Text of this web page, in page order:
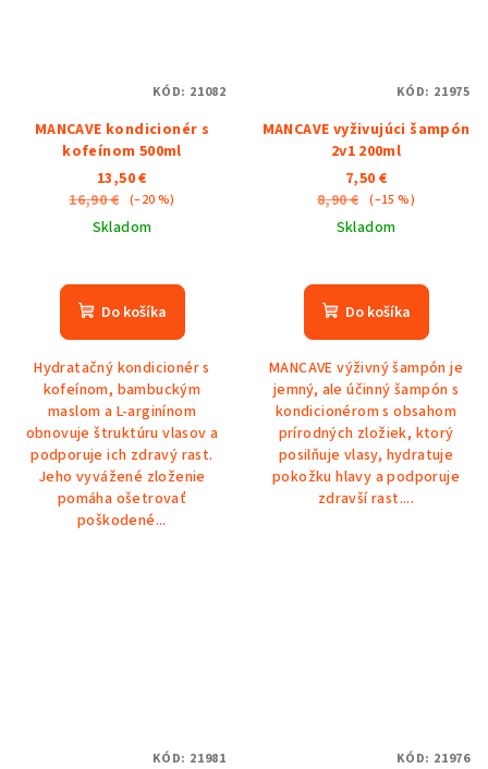
MANCAVE kondicionér s
kofeínom 500ml
13,50 €
16,90 € (–20 %)
Skladom
Do košíka
Hydratačný kondicionér s
kofeínom, bambuckým
maslom a L-arginínom
obnovuje štruktúru vlasov a
podporuje ich zdravý rast.
Jeho vyvážené zloženie
pomáha ošetrovať
poškodené...
KÓD: 21082
MANCAVE vyživujúci šampón
2v1 200ml
7,50 €
8,90 € (–15 %)
Skladom
Do košíka
MANCAVE výživný šampón je
jemný, ale účinný šampón s
kondicionérom s obsahom
prírodných zložiek, ktorý
posilňuje vlasy, hydratuje
pokožku hlavy a podporuje
zdravší rast....
KÓD: 21975
KÓD: 21981 KÓD: 21976